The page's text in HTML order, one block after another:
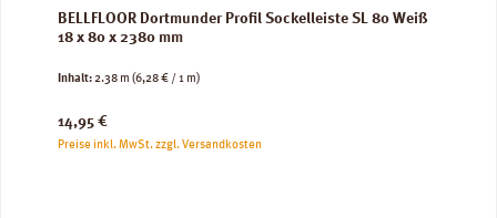
BELLFLOOR Dortmunder Profil Sockelleiste SL 80 Weiß
18 x 80 x 2380 mm
Inhalt:2.38 m (6,28 € / 1 m)
Regulärer Preis:
14,95 €
Preise inkl. MwSt. zzgl. Versandkosten